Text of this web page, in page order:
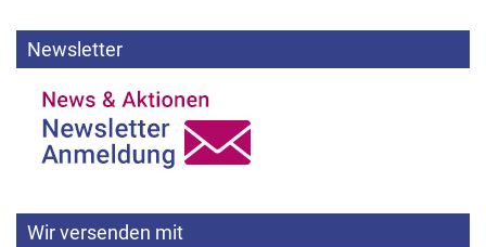
Newsletter
Wir versenden mit